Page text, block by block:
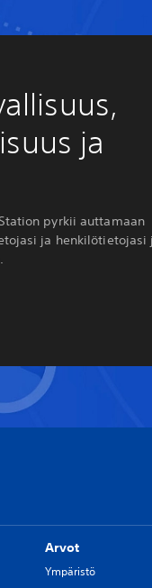
ja
pyrkii auttamaan
ja henkilötietojasi
Arvot
Ympäristö